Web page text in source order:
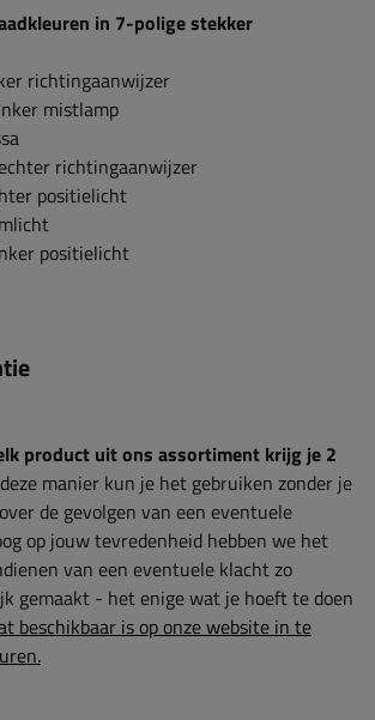
in 7-polige stekker
richtingaanwijzer
mistlamp
richtingaanwijzer
positielicht
positielicht
product uit ons assortiment krijg je 2
manier kun je het gebruiken zonder je
de gevolgen van een eventuele
op jouw tevredenheid hebben we het
van een eventuele klacht zo
gemaakt - het enige wat je hoeft te doen
beschikbaar is op onze website in te